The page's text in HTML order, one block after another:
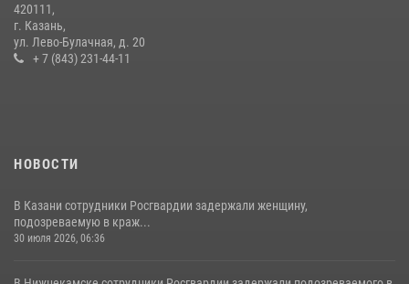
15 июля отмечается День образования подразделений связи
Росгвардии
15 июля 2026, 08:41
420111,
г. Казань,
ул. Лево-Булачная, д. 20
+ 7 (843) 231-44-11
НОВОСТИ
В Казани сотрудники Росгвардии задержали женщину,
подозреваемую в краж...
30 июля 2026, 06:36